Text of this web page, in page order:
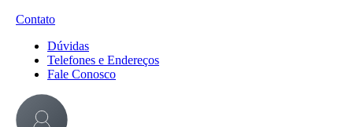
Contato
Dúvidas
Telefones e Endereços
Fale Conosco